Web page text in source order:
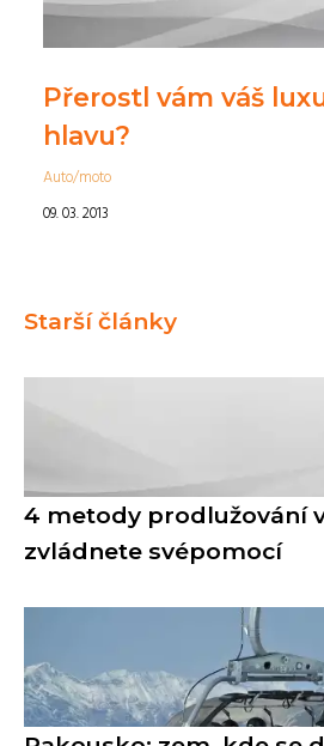
Přerostl vám váš
hlavu?
Auto/moto
09. 03. 2013
Starší články
4 metody prodlužování
zvládnete svépomocí